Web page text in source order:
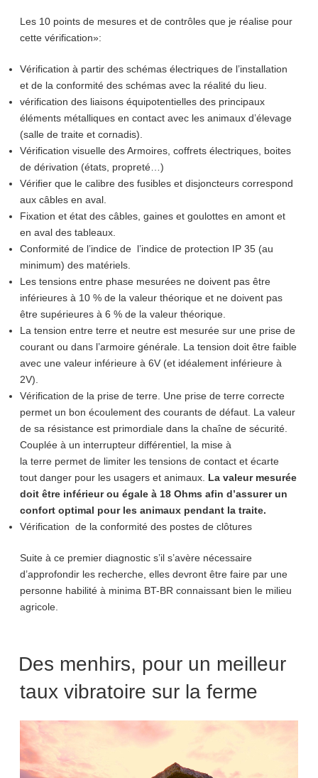
Les 10 points de mesures et de contrôles que je réalise pour
cette vérification»:
Vérification à partir des schémas électriques de l’installation
et de la conformité des schémas avec la réalité du lieu.
vérification des liaisons équipotentielles des principaux
éléments métalliques en contact avec les animaux d’élevage
(salle de traite et cornadis).
Vérification visuelle des Armoires, coffrets électriques, boites
de dérivation (états, propreté…)
Vérifier que le calibre des fusibles et disjoncteurs correspond
aux câbles en aval.
Fixation et état des câbles, gaines et goulottes en amont et
en aval des tableaux.
Conformité de l’indice de l’indice de protection IP 35 (au
minimum) des matériels.
Les tensions entre phase mesurées ne doivent pas être
inférieures à 10 % de la valeur théorique et ne doivent pas
être supérieures à 6 % de la valeur théorique.
La tension entre terre et neutre est mesurée sur une prise de
courant ou dans l’armoire générale. La tension doit être faible
avec une valeur inférieure à 6V (et idéalement inférieure à
2V).
Vérification de la prise de terre. Une prise de terre correcte
permet un bon écoulement des courants de défaut. La valeur
de sa résistance est primordiale dans la chaîne de sécurité.
Couplée à un interrupteur différentiel, la mise à
la terre permet de limiter les tensions de contact et écarte
tout danger pour les usagers et animaux. La valeur mesurée
doit être inférieur ou égale à 18 Ohms afin d’assurer un
confort optimal pour les animaux pendant la traite.
Vérification de la conformité des postes de clôtures
Suite à ce premier diagnostic s’il s’avère nécessaire
d’approfondir les recherche, elles devront être faire par une
personne habilité à minima BT-BR connaissant bien le milieu
agricole.
Des menhirs, pour un meilleur
taux vibratoire sur la ferme